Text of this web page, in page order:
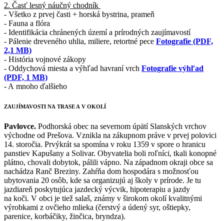
2. Časť lesný náučný chodník
- Všetko z prvej časti + horská bystrina, prameň
- Fauna a flóra
- Identifikácia chránených území a prírodných zaujímavostí
- Pálenie dreveného uhlia, miliere, retortné pece Fotografie (PDF,
2,1 MB)
- História vojnové zákopy
- Oddychová miesta a výhľad havraní vrch Fotografie výhľad
(PDF, 1 MB)
- A mnoho ďalšieho
ZAUJÍMAVOSTI NA TRASE A V OKOLÍ
Pavlovce. Podhorská obec na severnom úpätí Slanských vrchov
východne od Prešova. Vznikla na zákupnom práve v prvej polovici
14. storočia. Prvýkrát sa spomína v roku 1359 v spore o hranicu
panstiev Kapušany a Solivar. Obyvatelia boli roľníci, tkali konopné
plátno, chovali dobytok, pálili vápno. Na západnom okraji obce sa
nachádza Ranč Breziny. Zahŕňa dom hospodára s možnosťou
ubytovania 20 osôb, kde sa organizujú aj školy v prírode. Je tu
jazdiareň poskytujúca jazdecký výcvik, hipoterapiu a jazdy
na koči. V obci je tiež salaš, známy v širokom okolí kvalitnými
výrobkami z ovčieho mlieka (čerstvý a údený syr, oštiepky,
parenice, korbáčiky, žinčica, bryndza).